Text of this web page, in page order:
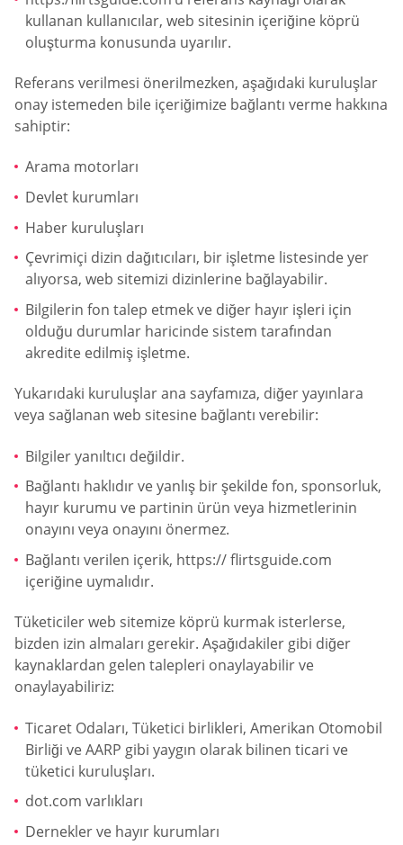
kullanan kullanıcılar, web sitesinin içeriğine köprü
oluşturma konusunda uyarılır.
Referans verilmesi önerilmezken, aşağıdaki kuruluşlar
onay istemeden bile içeriğimize bağlantı verme hakkına
sahiptir:
Arama motorları
Devlet kurumları
Haber kuruluşları
Çevrimiçi dizin dağıtıcıları, bir işletme listesinde yer
alıyorsa, web sitemizi dizinlerine bağlayabilir.
Bilgilerin fon talep etmek ve diğer hayır işleri için
olduğu durumlar haricinde sistem tarafından
akredite edilmiş işletme.
Yukarıdaki kuruluşlar ana sayfamıza, diğer yayınlara
veya sağlanan web sitesine bağlantı verebilir:
Bilgiler yanıltıcı değildir.
Bağlantı haklıdır ve yanlış bir şekilde fon, sponsorluk,
hayır kurumu ve partinin ürün veya hizmetlerinin
onayını veya onayını önermez.
Bağlantı verilen içerik, https:// flirtsguide.com
içeriğine uymalıdır.
Tüketiciler web sitemize köprü kurmak isterlerse,
bizden izin almaları gerekir. Aşağıdakiler gibi diğer
kaynaklardan gelen talepleri onaylayabilir ve
onaylayabiliriz:
Ticaret Odaları, Tüketici birlikleri, Amerikan Otomobil
Birliği ve AARP gibi yaygın olarak bilinen ticari ve
tüketici kuruluşları.
dot.com varlıkları
Dernekler ve hayır kurumları